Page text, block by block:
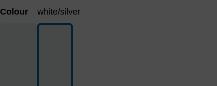
Colour
white/silver